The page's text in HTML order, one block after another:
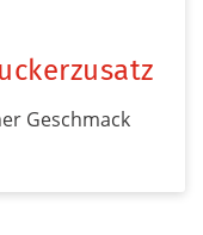
Geschmack